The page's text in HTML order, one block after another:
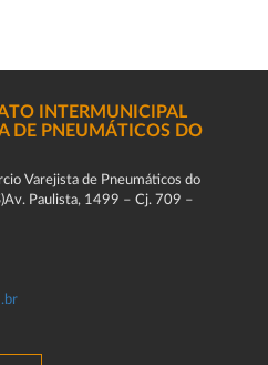
INTERMUNICIPAL
DE PNEUMÁTICOS DO
Varejista de Pneumáticos do
Paulista, 1499 – Cj. 709 –